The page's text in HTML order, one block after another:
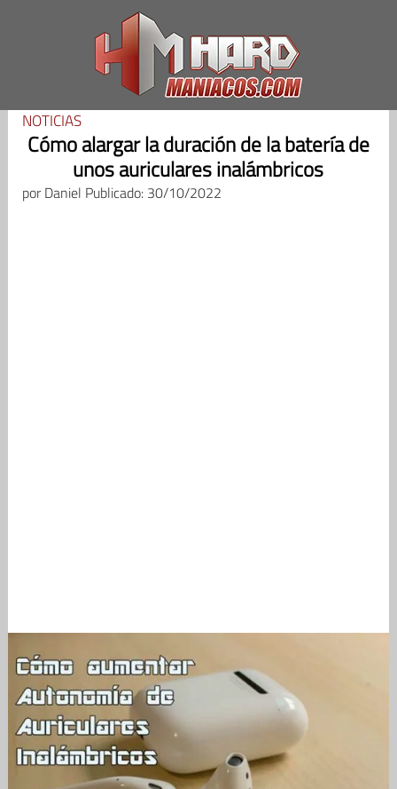
NOTICIAS
Cómo alargar la duración de la batería de
unos auriculares inalámbricos
porDaniel Publicado: 30/10/2022